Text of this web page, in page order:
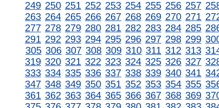
249 250 251 252 253 254 255 256 257
263 264 265 266 267 268 269 270 271
277 278 279 280 281 282 283 284 285
291 292 293 294 295 296 297 298 299
305 306 307 308 309 310 311 312 313
319 320 321 322 323 324 325 326 327
333 334 335 336 337 338 339 340 341
347 348 349 350 351 352 353 354 355
361 362 363 364 365 366 367 368 369